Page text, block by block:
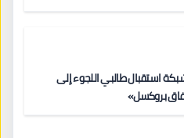
استقبال طالبي اللجوء إلى
بروكسل»